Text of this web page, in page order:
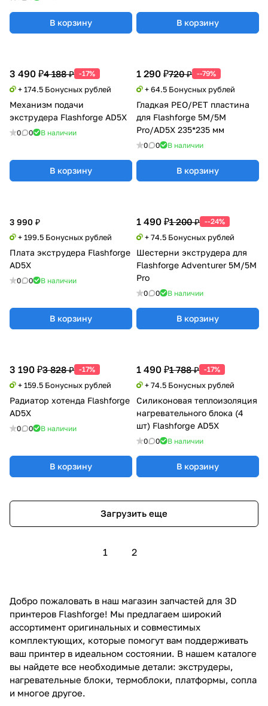
В корзину В корзину
3 490 ₽4 188 ₽ -17%
+ 174.5 Бонусных рублей
Механизм подачи
экструдера Flashforge AD5X
0 0 В наличии
В корзину
1 290 ₽720 ₽ --79%
+ 64.5 Бонусных рублей
Гладкая PEO/PET пластина
для Flashforge 5M/5M
Pro/AD5X 235*235 мм
0 0 В наличии
В корзину
3 990 ₽
+ 199.5 Бонусных рублей
Плата экструдера Flashforge
AD5X
0 0 В наличии
В корзину
1 490 ₽1 200 ₽ --24%
+ 74.5 Бонусных рублей
Шестерни экструдера для
Flashforge Adventurer 5M/5M
Pro
0 0 В наличии
В корзину
3 190 ₽3 828 ₽ -17%
+ 159.5 Бонусных рублей
Радиатор хотенда Flashforge
AD5X
0 0 В наличии
В корзину
1 490 ₽1 788 ₽ -17%
+ 74.5 Бонусных рублей
Силиконовая теплоизоляция
нагревательного блока (4
шт) Flashforge AD5X
0 0 В наличии
В корзину
Загрузить еще
1 2
Добро пожаловать в наш магазин запчастей для 3D
принтеров Flashforge! Мы предлагаем широкий
ассортимент оригинальных и совместимых
комплектующих, которые помогут вам поддерживать
ваш принтер в идеальном состоянии. В нашем каталоге
вы найдете все необходимые детали: экструдеры,
нагревательные блоки, термоблоки, платформы, сопла
и многое другое.